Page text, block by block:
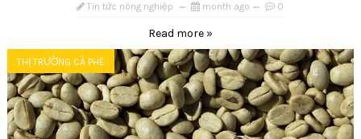
Tin tức nông nghiệp month ago 0
Read more »
THỊ TRƯỜNG CÀ PHÊ